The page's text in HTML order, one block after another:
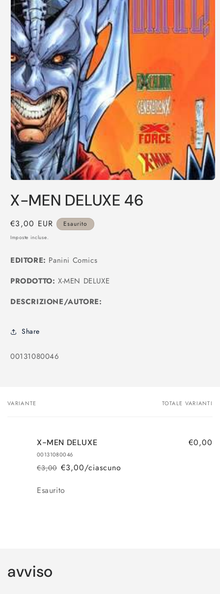
multimediali
1
finestra
modale
X-MEN DELUXE 46
Prezzo
di
€3,00 EUR Esaurito
Imposte incluse.
EDITORE: Panini Comics
PRODOTTO: X-MEN DELUXE
DESCRIZIONE/AUTORE:
Share
SKU:
00131080046
Il
VARIANTE TOTALE VARIANTI
X-MEN DELUXE
00131080046
Prezzo
listino
€3,00
Prezzo €3,00/ciascuno
€0,00
Quantità
Esaurito
corso...
avviso